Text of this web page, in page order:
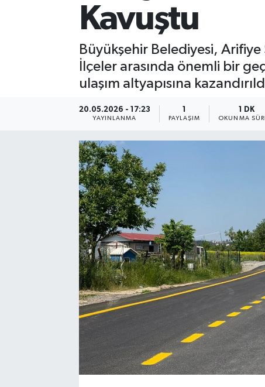
Kavuştu
Büyükşehir Belediyesi,
İlçeler arasında önemli bir
ulaşım altyapısına
20.05.2026 - 17:23
YAYINLANMA
1
PAYLAŞIM
1 DK
OKUNMA